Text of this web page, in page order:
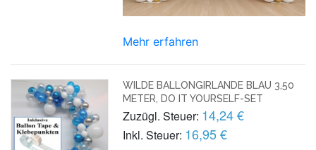
Mehr erfahren
WILDE BALLONGIRLANDE BLAU 3,50
METER, DO IT YOURSELF-SET
Zuzügl. Steuer: 14,24 €
Inkl. Steuer: 16,95 €